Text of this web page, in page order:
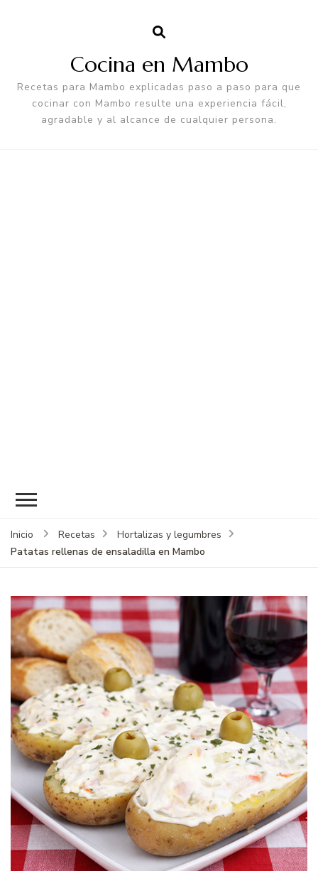
Cocina en Mambo
Recetas para Mambo explicadas paso a paso para que
cocinar con Mambo resulte una experiencia fácil,
agradable y al alcance de cualquier persona.
Inicio Recetas
Hortalizas y legumbres
Patatas rellenas de ensaladilla en Mambo